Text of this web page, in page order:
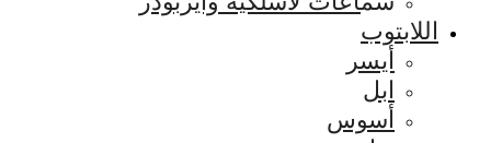
اللابتوب
أيسر
ابل
أسوس